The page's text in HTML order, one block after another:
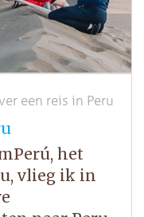
een reis in Peru
het
vlieg ik in